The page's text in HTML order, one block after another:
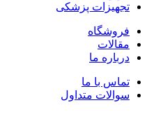
تجهیزات پزشکی
فروشگاه
مقالات
درباره ما
تماس با ما
سوالات متداول